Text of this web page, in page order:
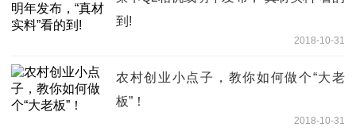
到!
2018-10-31
农村创业小点子，教你如何做个“大老
板”！
2018-10-31